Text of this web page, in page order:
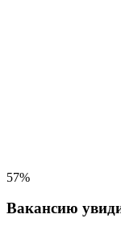
57%
Вакансию